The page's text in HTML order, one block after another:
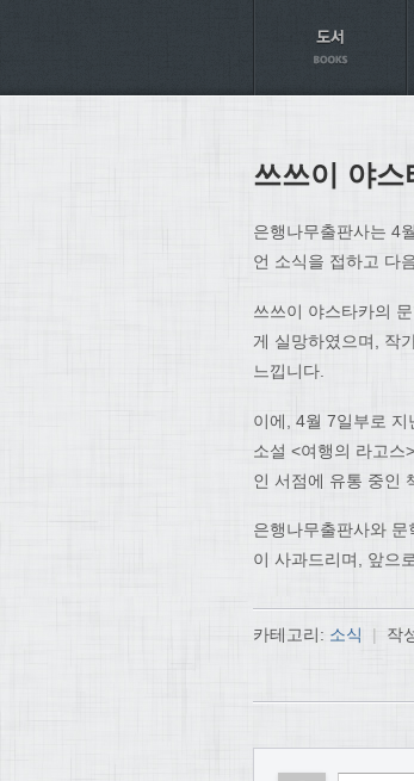
쓰쓰이 야
은행나무출판사는 4
언 소식을 접하고 다
쓰쓰이 야스타카의
게 실망하였으며, 작
느낍니다.
이에, 4월 7일부로
소설 <여행의 라고스
인 서점에 유통 중인
은행나무출판사와
이 사과드리며, 앞으
카테고리: 소식 | 작